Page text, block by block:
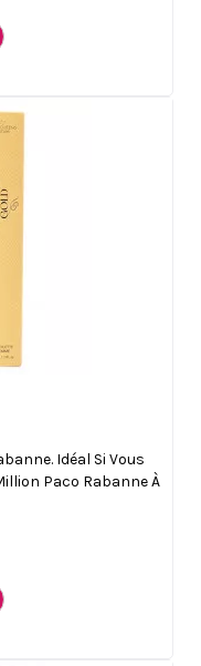
Idéal Si Vous
Paco Rabanne À